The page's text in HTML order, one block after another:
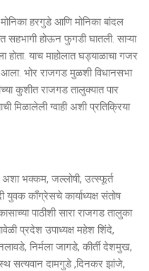
मोनिका हरगुडे आणि मोनिका बांदल
सहभागी होऊन फुगडी घातली. साऱ्या
होता. याच माहोलात घड्याळाचा गजर
आला. भोर राजगड मुळशी विधानसभा
कुशीत राजगड तालुक्यात पार
मिळालेली ग्वाही अशी प्रतिक्रिया
अशा भक्कम, जल्लोषी, उत्स्फूर्त
युवक काँग्रेसचे कार्याध्यक्ष संतोष
पाठीशी सारा राजगड तालुका
प्रदेश उपाध्यक्ष महेश शिंदे,
निर्मला जागडे, कीर्ती देशमुख,
सत्यवान दामगुडे ,दिनकर झांजे,